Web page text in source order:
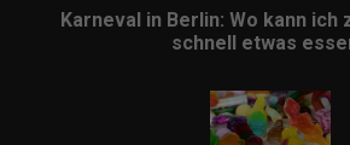
Karneval in Berlin: Wo kann ich
schnell etwas